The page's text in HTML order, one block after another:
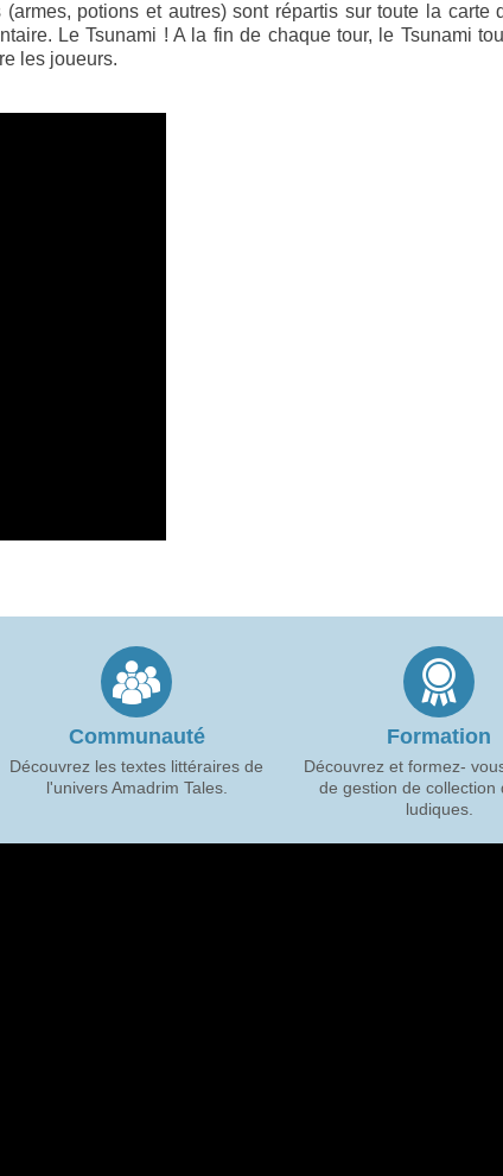
potions et autres) sont répartis sur toute la carte
Le Tsunami ! A la fin de chaque tour, le Tsunami
les joueurs.
Communauté
Découvrez les textes littéraires de
l'univers Amadrim Tales.
Formation
Découvrez et formez-
de gestion de collection
ludiques.